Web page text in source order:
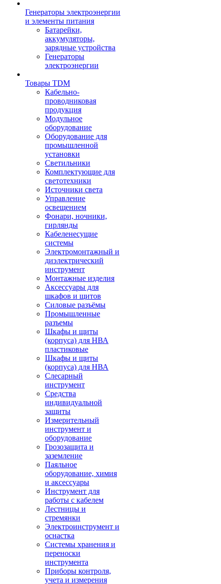
Генераторы электроэнергии
и элементы питания
Батарейки,
аккумуляторы,
зарядные устройства
Генераторы
электроэнергии
Товары TDM
Кабельно-
проводниковая
продукция
Модульное
оборудование
Оборудование для
промышленной
установки
Светильники
Комплектующие для
светотехники
Источники света
Управление
освещением
Фонари, ночники,
гирлянды
Кабеленесущие
системы
Электромонтажный и
диэлектрический
инструмент
Монтажные изделия
Аксессуары для
шкафов и щитов
Силовые разъёмы
Промышленные
разъемы
Шкафы и щиты
(корпуса) для НВА
пластиковые
Шкафы и щиты
(корпуса) для НВА
Слесарный
инструмент
Средства
индивидуальной
защиты
Измерительный
инструмент и
оборудование
Грозозащита и
заземление
Паяльное
оборудование, химия
и аксессуары
Инструмент для
работы с кабелем
Лестницы и
стремянки
Электроинструмент и
оснастка
Системы хранения и
переноски
инструмента
Приборы контроля,
учета и измерения